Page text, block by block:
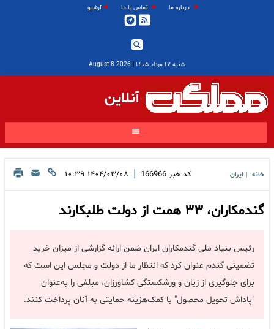
درباره ما تماس با ما آرشیو
شنبه ۱۷ مرداد ۱۴۰۵ |
2026 August 8
آنلاین
خانه ایران کد خبر 166966
| ۱۴۰۴/۰۳/۰۸ ۱۰:۳۹
گندمکاران، ۳۳ همت از دولت طلبکارند
رئیس بنیاد ملی گندمکاران ایران ضمن ارائه گزارشی از میزان خرید
تضمینی گندم عنوان کرد که انتظار ما از دولت و مجلس این است که
برای جلوگیری از زیان و ورشکستگی کشاورزان، مبلغی را به‌عنوان
"پاداش تحویل محصول" یا کمک‌هزینه حمایتی به آنان پرداخت کنند.